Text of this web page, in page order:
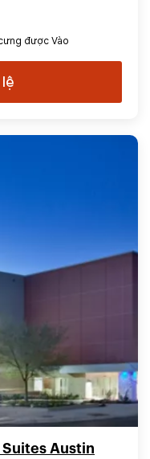
được Vào
Suites Austin